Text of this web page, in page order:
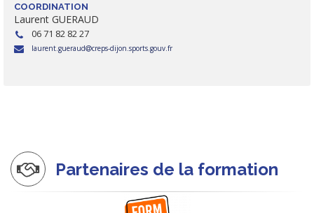
COORDINATION
Laurent GUERAUD
06 71 82 82 27
laurent.gueraud creps-dijon.sports.gouv.fr
Partenaires de la formation